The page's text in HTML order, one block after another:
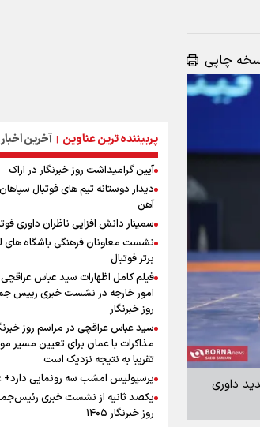
چاپی
داوری
پربیننده ترین عناوین | آخرین اخبار
آیین گرامیداشت روز خبرنگار در اراک
دیدار دوستانه تیم های فوتبال
آهن
سمینار دانش افزایی ناظران داوری
نشست معاونان فرهنگی باشگاه های
برتر فوتبال
فیلم کامل اظهارات سید عباس عراقچی
امور خارجه در نشست خبری رییس
روز خبرنگار
سید عباس عراقچی در مراسم روز
مذاکرات با عمان برای تعیین مسیر
تقریبا به نتیجه نزدیک است
پرسپولیس امشب سه رونمایی
یکصد ثانیه از نشست خبری
روز خبرنگار ۱۴۰۵